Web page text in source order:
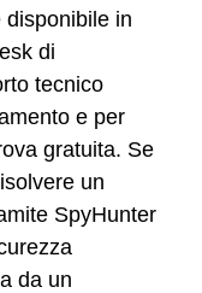
in
di
tecnico
e per
gratuita. Se
un
SpyHunter
da un